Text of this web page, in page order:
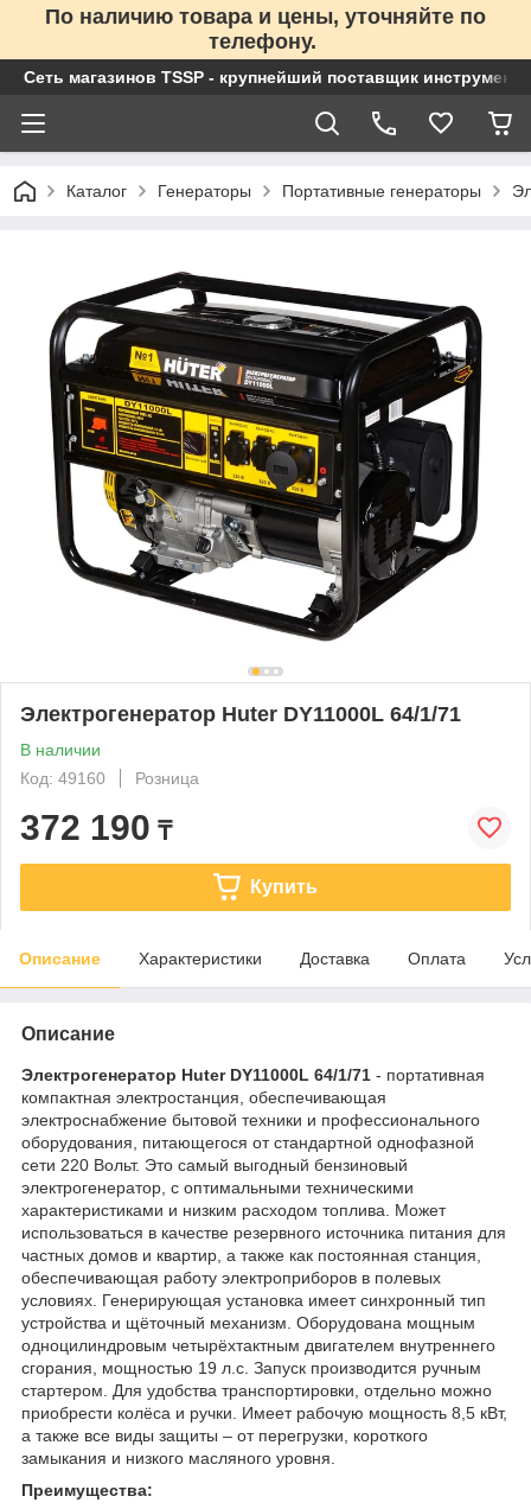
По наличию товара и цены, уточняйте по
телефону.
Сеть магазинов TSSP - крупнейший поставщик
Каталог Генераторы Портативные генераторы
Электрогенератор Huter DY11000L 64/1/71
В наличии
Код: 49160
Розница
372 190 ₸
Купить
Описание Характеристики Доставка Оплата
Описание
Электрогенератор Huter DY11000L 64/1/71 - портативная
компактная электростанция, обеспечивающая
электроснабжение бытовой техники и профессионального
оборудования, питающегося от стандартной однофазной
сети 220 Вольт. Это самый выгодный бензиновый
электрогенератор, с оптимальными техническими
характеристиками и низким расходом топлива. Может
использоваться в качестве резервного источника питания для
частных домов и квартир, а также как постоянная станция,
обеспечивающая работу электроприборов в полевых
условиях. Генерирующая установка имеет синхронный тип
устройства и щёточный механизм. Оборудована мощным
одноцилиндровым четырёхтактным двигателем внутреннего
сгорания, мощностью 19 л.с. Запуск производится ручным
стартером. Для удобства транспортировки, отдельно можно
приобрести колёса и ручки. Имеет рабочую мощность 8,5 кВт,
а также все виды защиты – от перегрузки, короткого
замыкания и низкого масляного уровня.
Преимущества: